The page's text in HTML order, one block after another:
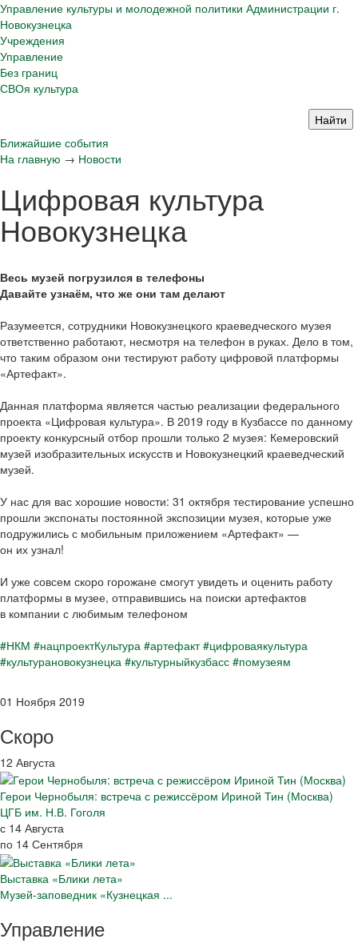
Управление культуры и молодежной политики Администрации г.
Новокузнецка
Учреждения
Управление
Без границ
СВОя культура
Ближайшие события
На главную → Новости
Цифровая культура
Новокузнецка
Весь музей погрузился в телефоны
Давайте узнаём, что же они там делают
Разумеется, сотрудники Новокузнецкого краеведческого музея
ответственно работают, несмотря на телефон в руках. Дело в том,
что таким образом они тестируют работу цифровой платформы
«Артефакт».
Данная платформа является частью реализации федерального
проекта «Цифровая культура». В 2019 году в Кузбассе по данному
проекту конкурсный отбор прошли только 2 музея: Кемеровский
музей изобразительных искусств и Новокузнецкий краеведческий
музей.
У нас для вас хорошие новости: 31 октября тестирование успешно
прошли экспонаты постоянной экспозиции музея, которые уже
подружились с мобильным приложением «Артефакт» —
он их узнал!
И уже совсем скоро горожане смогут увидеть и оценить работу
платформы в музее, отправившись на поиски артефактов
в компании с любимым телефоном
#НКМ #нацпроектКультура #артефакт #цифроваякультура
#культурановокузнецка #культурныйкузбасс #помузеям
01 Ноября 2019
Скоро
12 Августа
Герои Чернобыля: встреча с режиссёром Ириной Тин (Москва)
ЦГБ им. Н.В. Гоголя
с 14 Августа
по 14 Сентября
Выставка «Блики лета»
Музей-заповедник «Кузнецкая ...
Управление